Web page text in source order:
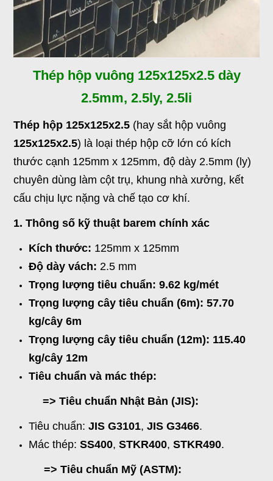
Thép hộp vuông 125x125x2.5 dày
2.5mm, 2.5ly, 2.5li
Thép hộp 125x125x2.5 (hay sắt hộp vuông
125x125x2.5) là loại thép hộp cỡ lớn có kích
thước cạnh 125mm x 125mm, độ dày 2.5mm (ly)
chuyên dùng làm cột trụ, khung nhà xưởng, kết
cấu chịu lực nặng và chế tạo cơ khí.
1. Thông số kỹ thuật barem chính xác
Kích thước: 125mm x 125mm
Độ dày vách: 2.5 mm
Trọng lượng tiêu chuẩn: 9.62 kg/mét
Trọng lượng cây tiêu chuẩn (6m): 57.70
kg/cây 6m
Trọng lượng cây tiêu chuẩn (12m): 115.40
kg/cây 12m
Tiêu chuẩn và mác thép:
=> Tiêu chuẩn Nhật Bản (JIS):
Tiêu chuẩn: JIS G3101, JIS G3466.
Mác thép: SS400, STKR400, STKR490.
=> Tiêu chuẩn Mỹ (ASTM):